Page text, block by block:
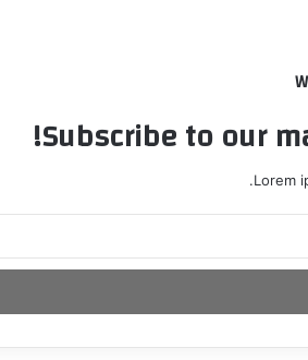
Subscribe to our
Lorem